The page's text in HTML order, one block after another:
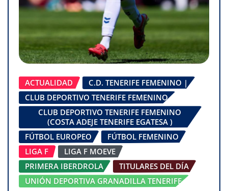
ACTUALIDAD
C.D. TENERIFE FEMENINO |
CLUB DEPORTIVO TENERIFE FEMENINO
CLUB DEPORTIVO TENERIFE FEMENINO
(COSTA ADEJE TENERIFE EGATESA )
FÚTBOL EUROPEO
FÚTBOL FEMENINO
LIGA F
LIGA F MOEVE
PRIMERA IBERDROLA
TITULARES DEL DÍA
UNIÓN DEPORTIVA GRANADILLA TENERIFE